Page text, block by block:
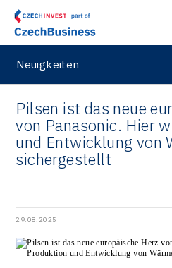
Neuigkeiten
Pilsen ist das neue
von Panasonic. Hier
und Entwicklung von
sichergestellt
29.08.2025